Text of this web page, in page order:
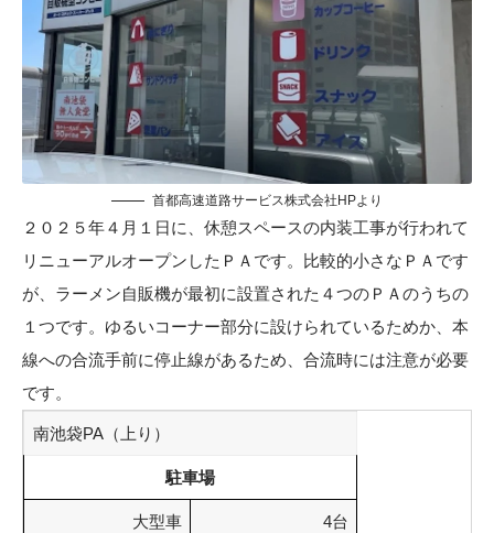
首都高速道路サービス株式会社HPより
２０２５年４月１日に、休憩スペースの内装工事が行われて
リニューアルオープンしたＰＡです。比較的小さなＰＡです
が、ラーメン自販機が最初に設置された４つのＰＡのうちの
１つです。ゆるいコーナー部分に設けられているためか、本
線への合流手前に停止線があるため、合流時には注意が必要
です。
南池袋PA（上り）
駐車場
大型車 4台